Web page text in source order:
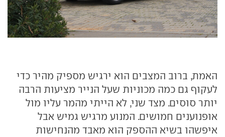
האמת, ברוב המצבים הוא ירגיש מספיק מהיר כדי
לעקוף גם כמה מכוניות שעל הנייר מציעות הרבה
יותר סוסים. מצד שני, לא הייתי מהמר עליו מול
אופנוענים חמושים. המנוע מרגיש גמיש אבל
איפשהו בשיא ההספק הוא מאבד מהנחישות